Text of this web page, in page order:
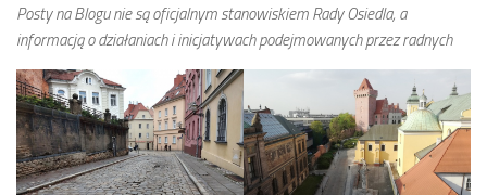
Strefa Tempo 30
Strefa Tempo 30 – Opinia Rady Osiedla
Strefa Tempo 30 – etap II i III
Strefa Tempo 30 – etap IV
Nowa organizacja ruchu – ul. Św. Marcin, Ratajczaka, Al.
Marcinkowskiego (Tempo 30)
Posty na Blogu nie są oficjalnym stanowiskiem Rady Osiedla, a
informacją o działaniach i inicjatywach podejmowanych przez radnych